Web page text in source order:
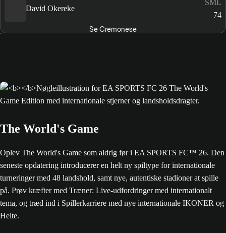
David Okereke
SML
74
Se Cremonese
The World's Game
Oplev The World's Game som aldrig før i EA SPORTS FC™ 26. Den
seneste opdatering introducerer en helt ny spiltype for internationale
turneringer med 48 landshold, samt nye, autentiske stadioner at spille
på. Prøv kræfter med Træner: Live-udfordringer med internationalt
tema, og træd ind i Spillerkarriere med nye internationale IKONER og
Helte.